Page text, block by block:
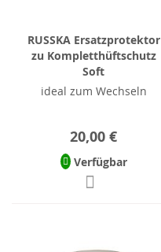
RUSSKA Ersatzprotektor
zu Kompletthüftschutz
Soft
ideal zum Wechseln
20,00 €
Verfügbar